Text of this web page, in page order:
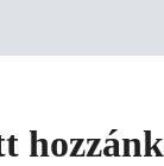
hozzánk